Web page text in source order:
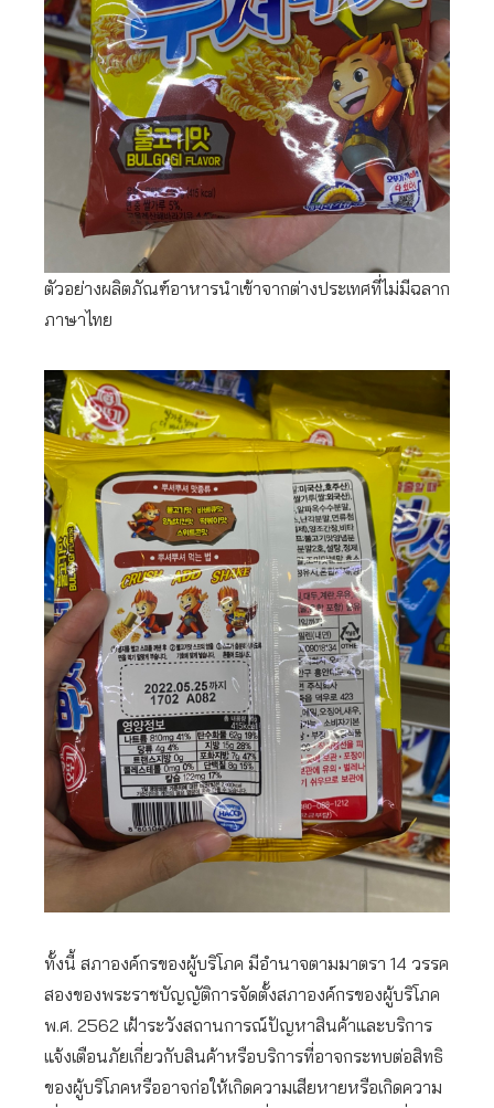
ตัวอย่างผลิตภัณฑ์อาหารนำเข้าจากต่างประเทศที่ไม่มีฉลาก
ภาษาไทย
ทั้งนี้ สภาองค์กรของผู้บริโภค มีอำนาจตามมาตรา 14 วรรค
สองของพระราชบัญญัติการจัดตั้งสภาองค์กรของผู้บริโภค
พ.ศ. 2562 เฝ้าระวังสถานการณ์ปัญหาสินค้าและบริการ
แจ้งเตือนภัยเกี่ยวกับสินค้าหรือบริการที่อาจกระทบต่อสิทธิ
ของผู้บริโภคหรืออาจก่อให้เกิดความเสียหายหรือเกิดความ